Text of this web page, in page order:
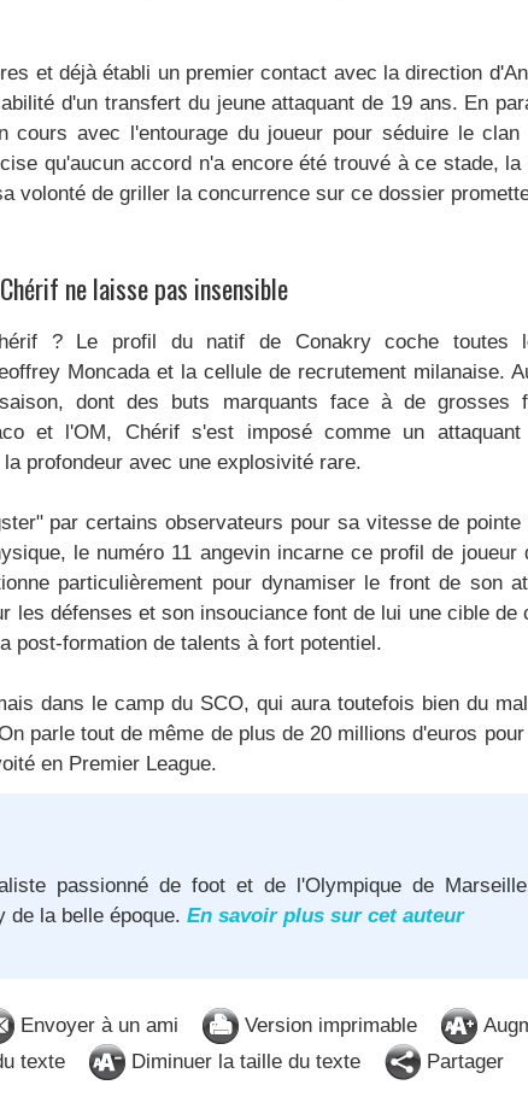
et déjà établi un premier contact avec la direction
d'un transfert du jeune attaquant de 19 ans. En
cours avec l'entourage du joueur pour séduire le clan
qu'aucun accord n'a encore été trouvé à ce stade, la
volonté de griller la concurrence sur ce dossier
ne laisse pas insensible
? Le profil du natif de Conakry coche toutes
Moncada et la cellule de recrutement milanaise.
dont des buts marquants face à de grosses
et l'OM, Chérif s'est imposé comme un attaquant
profondeur avec une explosivité rare.
par certains observateurs pour sa vitesse de pointe
le numéro 11 angevin incarne ce profil de joueur
particulièrement pour dynamiser le front de son
les défenses et son insouciance font de lui une cible de
post-formation de talents à fort potentiel.
dans le camp du SCO, qui aura toutefois bien du
parle tout de même de plus de 20 millions d'euros
en Premier League.
passionné de foot et de l'Olympique de
de la belle époque. En savoir plus sur cet auteur
Envoyer à un ami Version imprimable
texte
Diminuer la taille du texte Partager